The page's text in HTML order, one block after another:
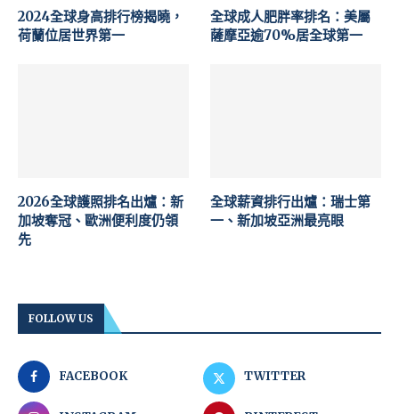
2024全球身高排行榜揭曉，
荷蘭位居世界第一
全球成人肥胖率排名：美屬
薩摩亞逾70%居全球第一
2026全球護照排名出爐：新
加坡奪冠、歐洲便利度仍領
先
全球薪資排行出爐：瑞士第
一、新加坡亞洲最亮眼
FOLLOW US
FACEBOOK TWITTER